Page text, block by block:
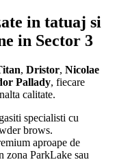
in tatuaj si
in Sector 3
, Dristor, Nicolae
Pallady, fiecare
calitate.
specialisti cu
brows.
aproape de
zona ParkLake sau